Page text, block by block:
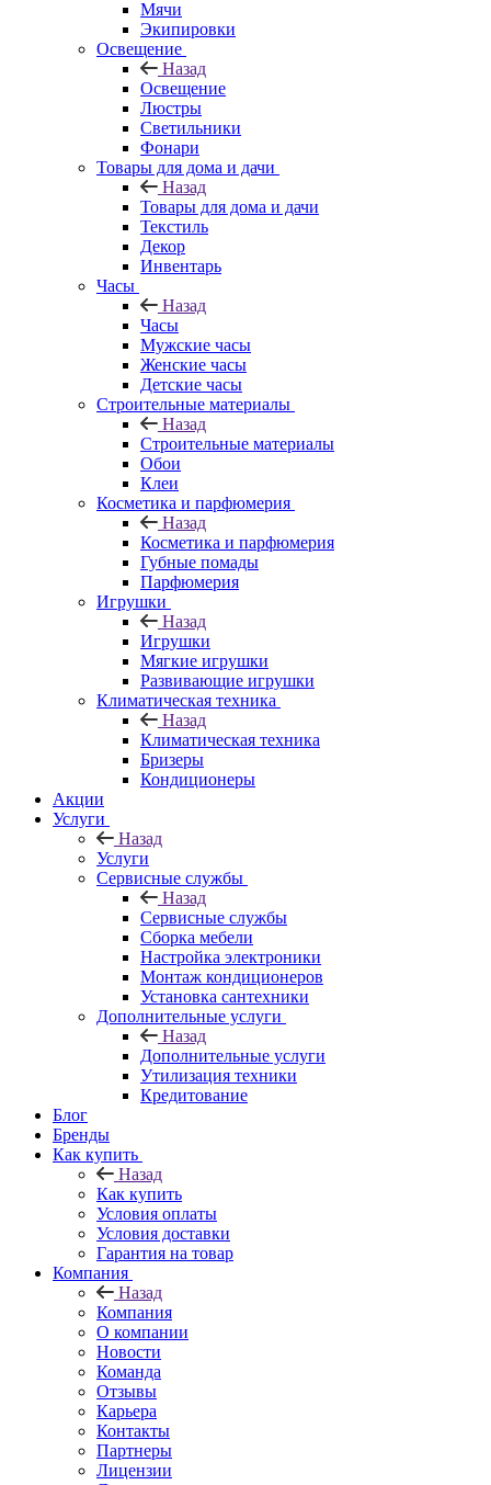
Мячи
Экипировки
Освещение
Назад
Освещение
Люстры
Светильники
Фонари
Товары для дома и дачи
Назад
Товары для дома и дачи
Текстиль
Декор
Инвентарь
Часы
Назад
Часы
Мужские часы
Женские часы
Детские часы
Строительные материалы
Назад
Строительные материалы
Обои
Клеи
Косметика и парфюмерия
Назад
Косметика и парфюмерия
Губные помады
Парфюмерия
Игрушки
Назад
Игрушки
Мягкие игрушки
Развивающие игрушки
Климатическая техника
Назад
Климатическая техника
Бризеры
Кондиционеры
Акции
Услуги
Назад
Услуги
Сервисные службы
Назад
Сервисные службы
Сборка мебели
Настройка электроники
Монтаж кондиционеров
Установка сантехники
Дополнительные услуги
Назад
Дополнительные услуги
Утилизация техники
Кредитование
Блог
Бренды
Как купить
Назад
Как купить
Условия оплаты
Условия доставки
Гарантия на товар
Компания
Назад
Компания
О компании
Новости
Команда
Отзывы
Карьера
Контакты
Партнеры
Лицензии